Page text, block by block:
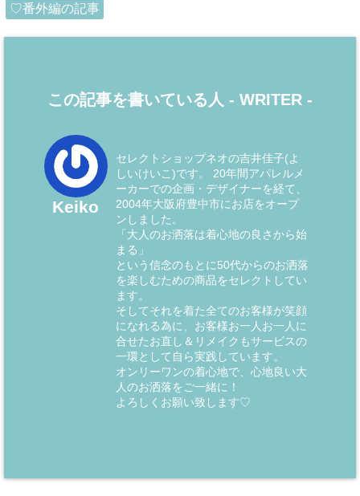
♡番外編の記事
この記事を書いている人 - WRITER -
Keiko
セレクトショップネオの吉井佳子(よ
しいけいこ)です。 20年間アパレルメ
ーカーでの企画・デザイナーを経て、
2004年大阪府豊中市にお店をオープ
ンしました。
「大人のお洒落は着心地の良さから始
まる」
という信念のもとに50代からのお洒落
を楽しむための商品をセレクトしてい
ます。
そしてそれを着た全てのお客様が笑顔
になれる為に、お客様お一人お一人に
合せたお直し＆リメイクもサービスの
一環として自ら実践しています。
オンリーワンの着心地で、心地良い大
人のお洒落をご一緒に！
よろしくお願い致します♡